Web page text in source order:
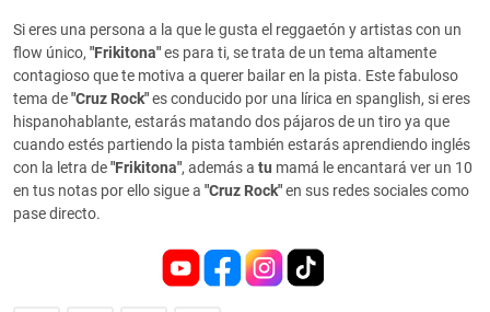
Si eres una persona a la que le gusta el reggaetón y artistas con un
flow único, "Frikitona"es para ti, se trata de un tema altamente
contagioso que te motiva a querer bailar en la pista. Este fabuloso
tema de"Cruz Rock"es conducido por una lírica en spanglish, si eres
hispanohablante, estarás matando dos pájaros de un tiro ya que
cuando estés partiendo la pista también estarás aprendiendo inglés
con la letra de"Frikitona", además a tu mamá le encantará ver un 10
en tus notas por ello sigue a "Cruz Rock"en sus redes sociales como
pase directo.